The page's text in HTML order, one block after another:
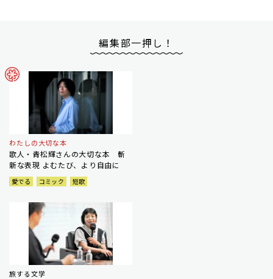
編集部一押し！
わたしの大切な本
歌人・青松輝さんの大切な本 斬
新な表現 よむたび、より自由に
愛でる コミック 短歌
旅する文学